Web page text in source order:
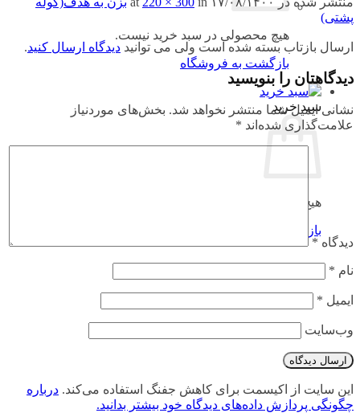
هیچ محصولی در سبد خرید نیست.
بازگشت به فروشگاه
سبد خرید
هیچ محصولی در سبد خرید نیست.
بازگشت به فروشگاه
پشتی)
ارسال بازتاب بسته شده است ولی می توانید دیدگاه ارسال کنید.
دیدگاهتان را بنویسید
نشانی ایمیل شما منتشر نخواهد شد. بخش‌های موردنیاز
علامت‌گذاری شده‌اند *
دیدگاه *
نام *
ایمیل *
وب‌سایت
این سایت از اکیسمت برای کاهش جفنگ استفاده می‌کند. درباره
چگونگی پردازش داده‌های دیدگاه خود بیشتر بدانید.